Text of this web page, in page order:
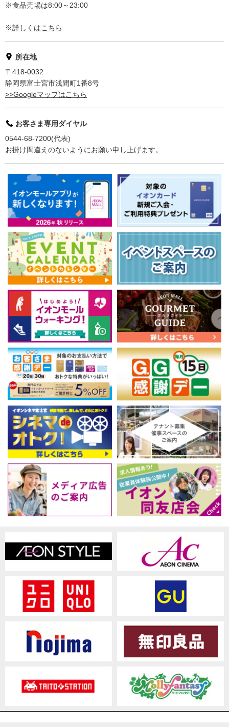
※食品売場は8:00～23:00
※詳しくはこちら
所在地
〒418-0032
静岡県富士宮市浅間町1番8号
>>Googleマップはこちら
お客さま専用ダイヤル
0544-68-7200(代表)
お掛け間違えのないようにお願い申し上げます。